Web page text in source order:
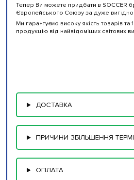
Тепер Ви можете придбати в SOCCER
Європейського Союзу за дуже
Ми гарантуємо високу якість товарів та
продукцію від найвідоміших світових
ДОСТАВКА
ПРИЧИНИ ЗБІЛЬШЕННЯ
ОПЛАТА